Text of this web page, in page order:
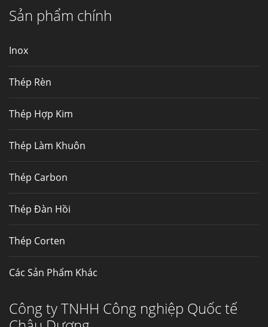
Fengyang là một trong những nhà
Thép Fengyang
Sản phẩm chính
Inox
Thép Rèn
Thép Hợp Kim
Thép Làm Khuôn
Thép Carbon
Thép Đàn Hồi
Thép Corten
Các Sản Phẩm Khác
Công ty TNHH Công nghiệp Quốc tế